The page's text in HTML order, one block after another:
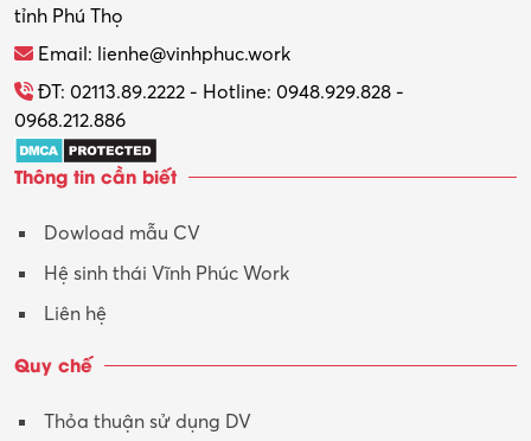
Tổ chức sự kiện – Quà tặng
Trợ lý
Tư vấn
Tư vấn – Kiến trúc
tỉnh Phú Thọ
Email: lienhe@vinhphuc.work
ĐT: 02113.89.2222 - Hotline: 0948.929.828 -
0968.212.886
Thông tin cần biết
Dowload mẫu CV
Hệ sinh thái Vĩnh Phúc Work
Liên hệ
Quy chế
Thỏa thuận sử dụng DV